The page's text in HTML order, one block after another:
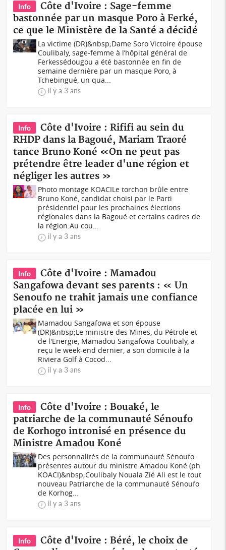
Info
Côte d'Ivoire : Sage-femme
bastonnée par un masque Poro à Ferké,
ce que le Ministère de la Santé a décidé
La victime (DR)&nbsp;Dame Soro Victoire épouse
Coulibaly, sage-femme à l’hôpital général de
Ferkessédougou a été bastonnée en fin de
semaine dernière par un masque Poro, à
Tchebingué, un qua...
il y a 3 ans
Info
Côte d'Ivoire : Rififi au sein du
RHDP dans la Bagoué, Mariam Traoré
tance Bruno Koné «On ne peut pas
prétendre être leader d'une région et
négliger les autres »
Photo montage KOACILe torchon brûle entre
Bruno Koné, candidat choisi par le Parti
présidentiel pour les prochaines élections
régionales dans la Bagoué et certains cadres de
la région.Au cou...
il y a 3 ans
Info
Côte d'Ivoire : Mamadou
Sangafowa devant ses parents : « Un
Senoufo ne trahit jamais une confiance
placée en lui »
Mamadou Sangafowa et son épouse
(DR)&nbsp;Le ministre des Mines, du Pétrole et
de l'Energie, Mamadou Sangafowa Coulibaly, a
reçu le week-end dernier, a son domicile à la
Riviera Golf à Cocod...
il y a 3 ans
Info
Côte d'Ivoire : Bouaké, le
patriarche de la communauté Sénoufo
de Korhogo intronisé en présence du
Ministre Amadou Koné
Des personnalités de la communauté Sénoufo
présentes autour du ministre Amadou Koné (ph
KOACI)&nbsp;Coulibaly Nouala Zié Ali est le tout
nouveau Patriarche de la communauté Sénoufo
de Korhog...
il y a 3 ans
Info
Côte d'Ivoire : Béré, le choix de